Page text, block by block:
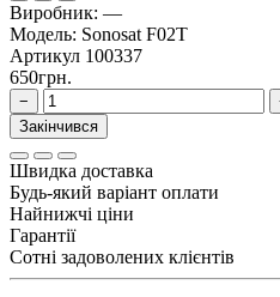
Виробник: —
Модель: Sonosat F02T
Артикул 100337
650грн.
−
Закінчився
Швидка доставка
Будь-який варіант оплати
Найнижчі ціни
Гарантії
Сотні задоволених клієнтів